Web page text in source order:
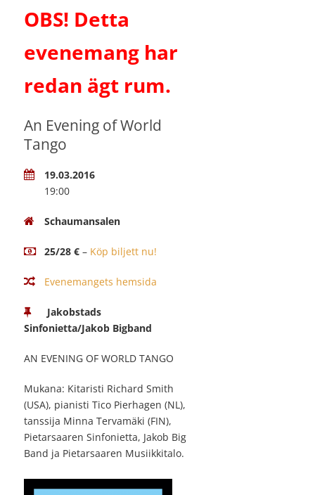
OBS! Detta
evenemang har
redan ägt rum.
An Evening of World
Tango
19.03.2016
19:00
Schaumansalen
25/28 € – Köp biljett nu!
Evenemangets hemsida
Jakobstads
Sinfonietta/Jakob Bigband
AN EVENING OF WORLD TANGO
Mukana: Kitaristi Richard Smith
(USA), pianisti Tico Pierhagen (NL),
tanssija Minna Tervamäki (FIN),
Pietarsaaren Sinfonietta, Jakob Big
Band ja Pietarsaaren Musiikkitalo.